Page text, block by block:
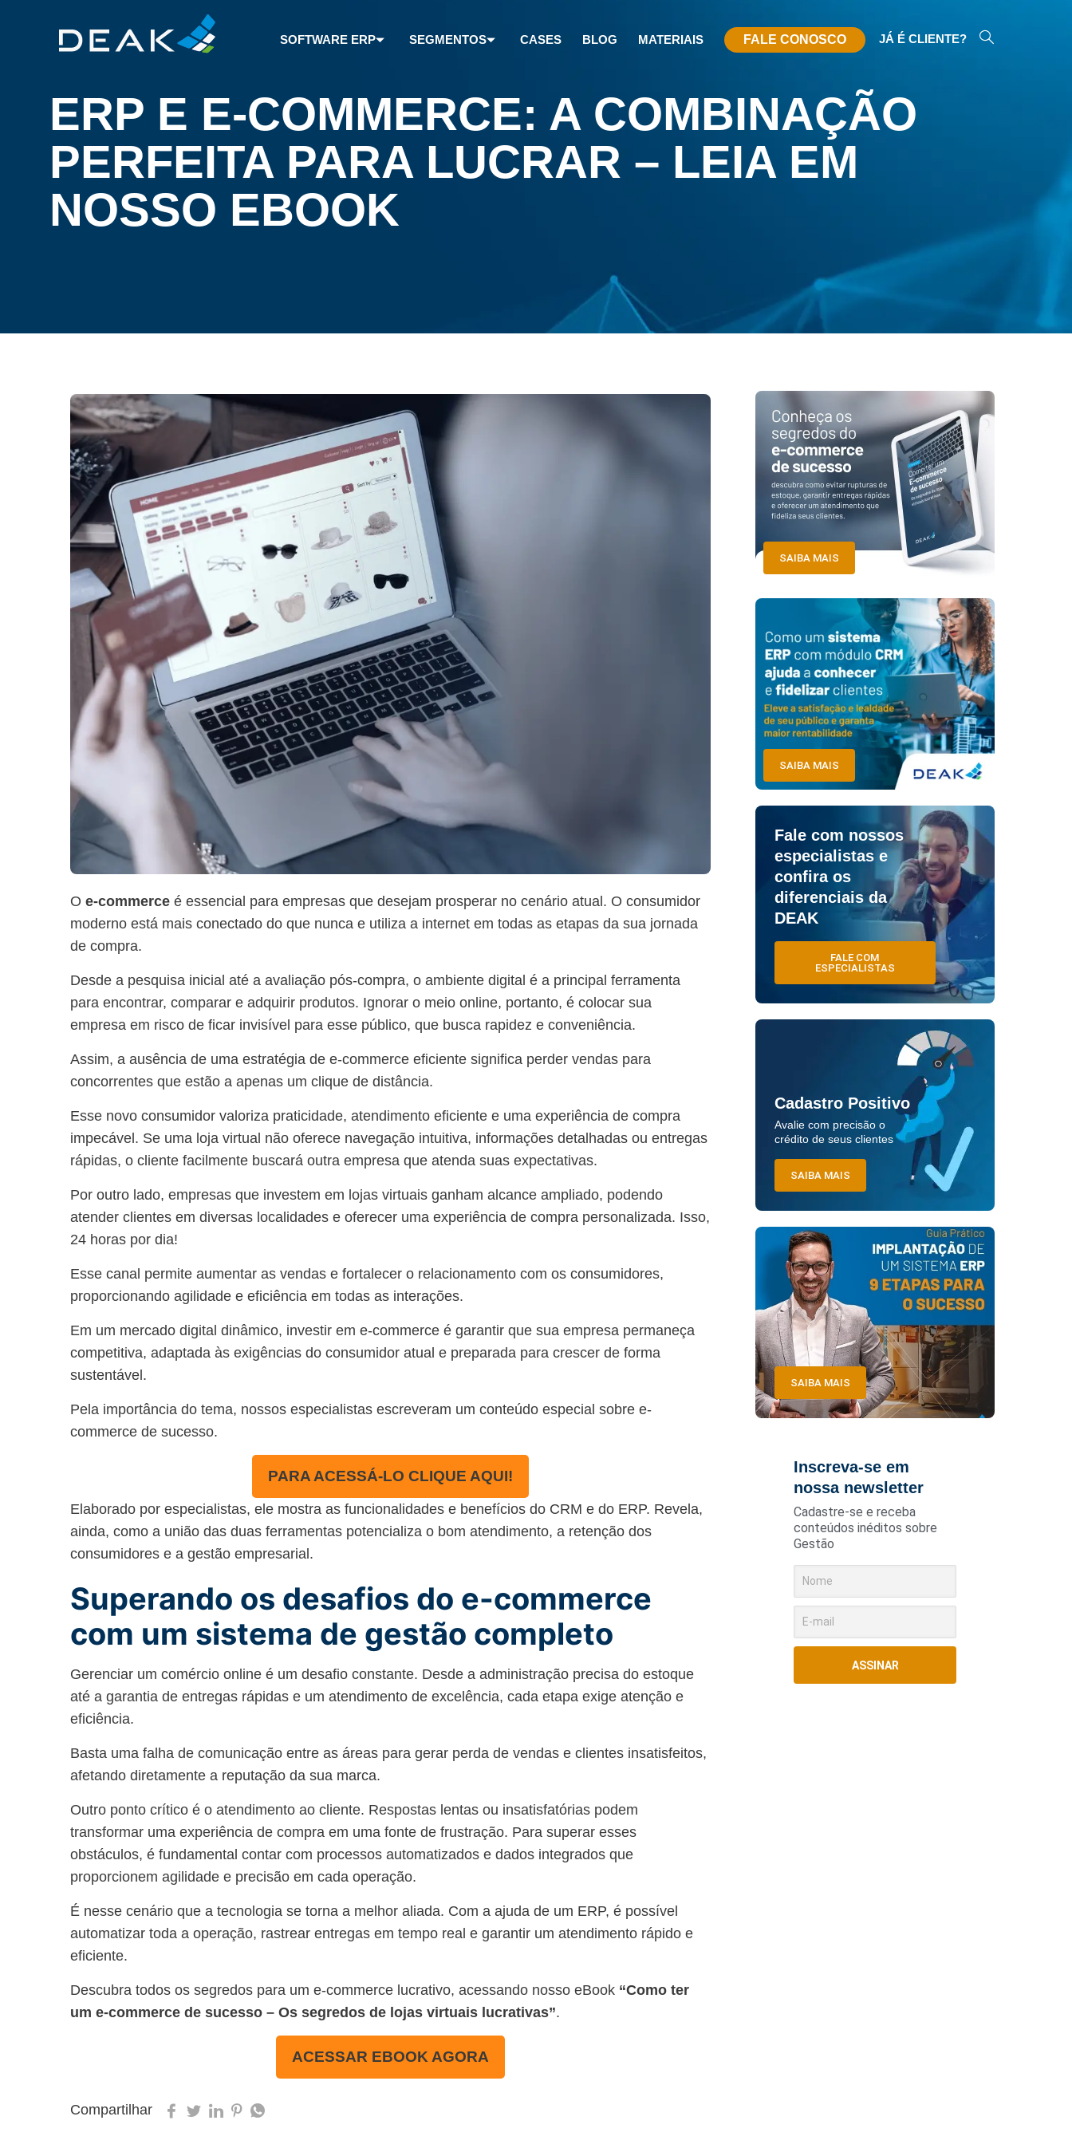
SOFTWARE ERP SEGMENTOS CASES BLOG MATERIAIS FALE CONOSCO JÁ É CLIENTE?
ERP E E-COMMERCE: A COMBINAÇÃO
PERFEITA PARA LUCRAR – LEIA EM
NOSSO EBOOK
O e-commerce é essencial para empresas que desejam prosperar no cenário atual. O consumidor
moderno está mais conectado do que nunca e utiliza a internet em todas as etapas da sua jornada
de compra.
Desde a pesquisa inicial até a avaliação pós-compra, o ambiente digital é a principal ferramenta
para encontrar, comparar e adquirir produtos. Ignorar o meio online, portanto, é colocar sua
empresa em risco de ficar invisível para esse público, que busca rapidez e conveniência.
Assim, a ausência de uma estratégia de e-commerce eficiente significa perder vendas para
concorrentes que estão a apenas um clique de distância.
Esse novo consumidor valoriza praticidade, atendimento eficiente e uma experiência de compra
impecável. Se uma loja virtual não oferece navegação intuitiva, informações detalhadas ou entregas
rápidas, o cliente facilmente buscará outra empresa que atenda suas expectativas.
Por outro lado, empresas que investem em lojas virtuais ganham alcance ampliado, podendo
atender clientes em diversas localidades e oferecer uma experiência de compra personalizada. Isso,
24 horas por dia!
Esse canal permite aumentar as vendas e fortalecer o relacionamento com os consumidores,
proporcionando agilidade e eficiência em todas as interações.
Em um mercado digital dinâmico, investir em e-commerce é garantir que sua empresa permaneça
competitiva, adaptada às exigências do consumidor atual e preparada para crescer de forma
sustentável.
Pela importância do tema, nossos especialistas escreveram um conteúdo especial sobre e-
commerce de sucesso.
PARA ACESSÁ-LO CLIQUE AQUI!
Elaborado por especialistas, ele mostra as funcionalidades e benefícios do CRM e do ERP. Revela,
ainda, como a união das duas ferramentas potencializa o bom atendimento, a retenção dos
consumidores e a gestão empresarial.
Superando os desafios do e-commerce
com um sistema de gestão completo
Gerenciar um comércio online é um desafio constante. Desde a administração precisa do estoque
até a garantia de entregas rápidas e um atendimento de excelência, cada etapa exige atenção e
eficiência.
Basta uma falha de comunicação entre as áreas para gerar perda de vendas e clientes insatisfeitos,
afetando diretamente a reputação da sua marca.
Outro ponto crítico é o atendimento ao cliente. Respostas lentas ou insatisfatórias podem
transformar uma experiência de compra em uma fonte de frustração. Para superar esses
obstáculos, é fundamental contar com processos automatizados e dados integrados que
proporcionem agilidade e precisão em cada operação.
É nesse cenário que a tecnologia se torna a melhor aliada. Com a ajuda de um ERP, é possível
automatizar toda a operação, rastrear entregas em tempo real e garantir um atendimento rápido e
eficiente.
Descubra todos os segredos para um e-commerce lucrativo, acessando nosso eBook “Como ter
um e-commerce de sucesso – Os segredos de lojas virtuais lucrativas”.
ACESSAR EBOOK AGORA
Compartilhar
SAIBA MAIS
SAIBA MAIS
Fale com nossos
especialistas e
confira os
diferenciais da
DEAK
FALE COM
ESPECIALISTAS
Cadastro Positivo
Avalie com precisão o
crédito de seus clientes
SAIBA MAIS
SAIBA MAIS
Inscreva-se em
nossa newsletter
Cadastre-se e receba
conteúdos inéditos sobre
Gestão
ASSINAR